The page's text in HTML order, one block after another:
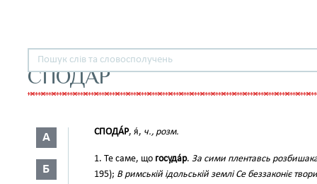
СПОДАР
А
Б
СПОДА́Р, я́, ч., розм.
1. Те саме, що госуда́р. За сими плентавсь
195); В римській ідольській землі Се беззаконіє